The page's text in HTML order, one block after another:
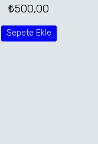
₺500,00
Sepete Ekle